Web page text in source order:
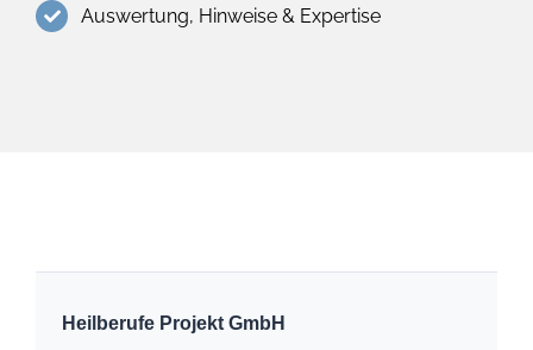
Auswertung, Hinweise & Expertise
Heilberufe Projekt GmbH